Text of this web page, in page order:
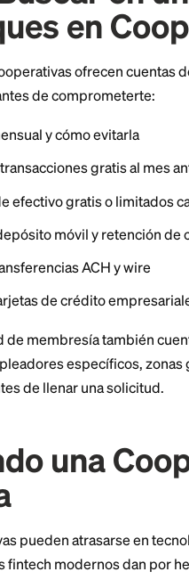
rechazan. Si planeas
larga con una
Buscar
en
antes de
mensual y cómo
de transacciones
de efectivo gratis
de transferencias ACH
tarjetas de crédito
de membresía
empleadores